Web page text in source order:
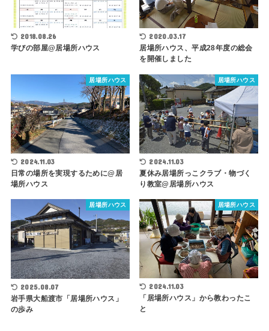
2018.08.26
学びの部屋@居場所ハウス
2020.03.17
居場所ハウス、平成28年度の総会
を開催しました
居場所ハウス
2024.11.03
日常の場所を実現するために@居
場所ハウス
居場所ハウス
2024.11.03
夏休み居場所っこクラブ・物づく
り教室@居場所ハウス
居場所ハウス
2025.08.07
岩手県大船渡市「居場所ハウス」
の歩み
居場所ハウス
2024.11.03
「居場所ハウス」から教わったこ
と